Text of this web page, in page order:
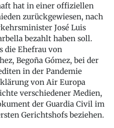
hat in einer offiziellen
zurückgewiesen, nach
José Luis
bezahlt haben soll.
die Ehefrau von
Begoña Gómez, bei der
in der Pandemie
von Air Europa
verschiedener Medien,
der Guardia Civil im
Gerichtshofs beziehen.